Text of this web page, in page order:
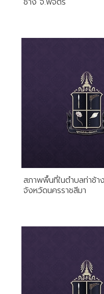
สภาพพื้นที่ในตำบลท่าช้า
จังหวัดนครราชสีมา